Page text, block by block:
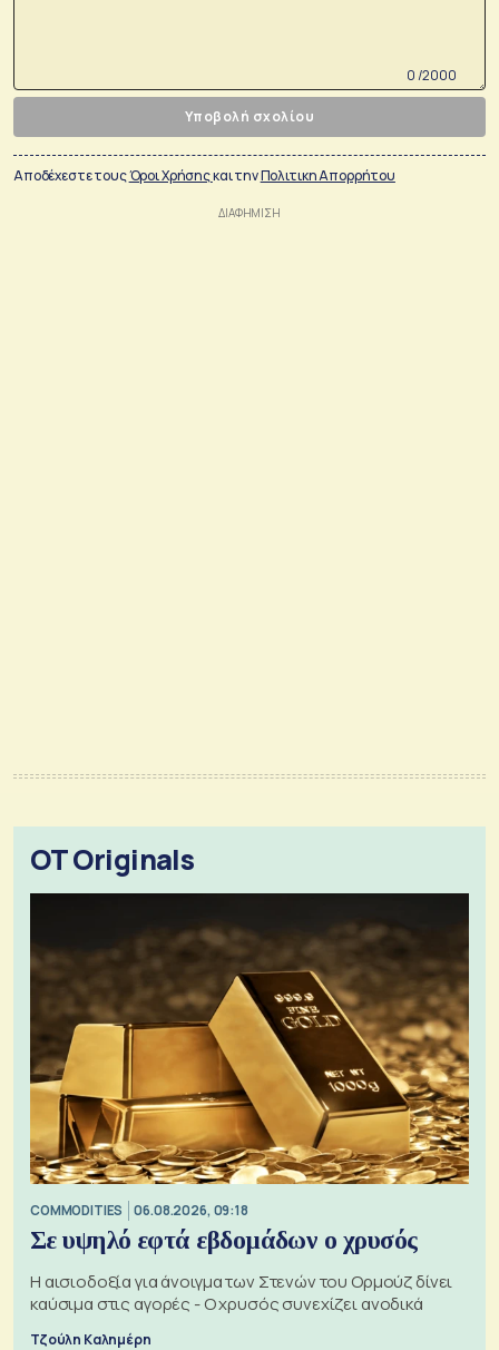
0 /2000
Υποβολή σχολίου
Αποδέχεστε τουςΌροι Χρήσηςκαι τηνΠολιτικη Απορρήτου
OT Originals
COMMODITIES 06.08.2026, 09:18
Σε υψηλό εφτά εβδομάδων ο χρυσός
Η αισιοδοξία για άνοιγμα των Στενών του Ορμούζ δίνει
καύσιμα στις αγορές - Ο χρυσός συνεχίζει ανοδικά
Τζούλη Καλημέρη